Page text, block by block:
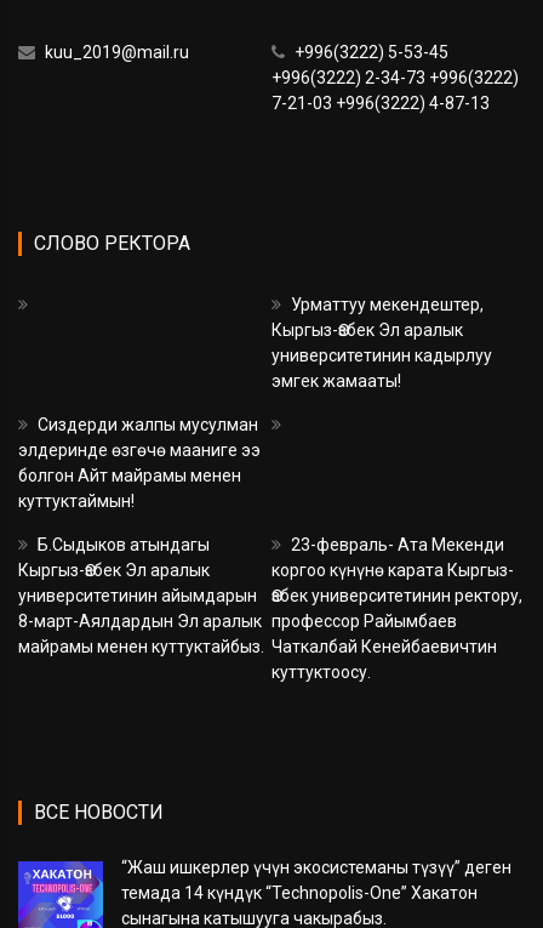
kuu_2019@mail.ru
+996(3222) 5-53-45
+996(3222) 2-34-73 +996(3222)
7-21-03 +996(3222) 4-87-13
СЛОВО РЕКТОРА
Урматтуу мекендештер,
Кыргыз-Өзбек Эл аралык
университетинин кадырлуу
эмгек жамааты!
Сиздерди жалпы мусулман
элдеринде өзгөчө мааниге ээ
болгон Айт майрамы менен
куттуктаймын!
Б.Сыдыков атындагы
Кыргыз-Өзбек Эл аралык
университетинин айымдарын
8-март-Аялдардын Эл аралык
майрамы менен куттуктайбыз.
23-февраль- Ата Мекенди
коргоо күнүнө карата Кыргыз-
Өзбек университетинин ректору,
профессор Райымбаев
Чаткалбай Кенейбаевичтин
куттуктоосу.
ВСЕ НОВОСТИ
“Жаш ишкерлер үчүн экосистеманы түзүү” деген
темада 14 күндүк “Technopolis-One” Хакатон
сынагына катышууга чакырабыз.